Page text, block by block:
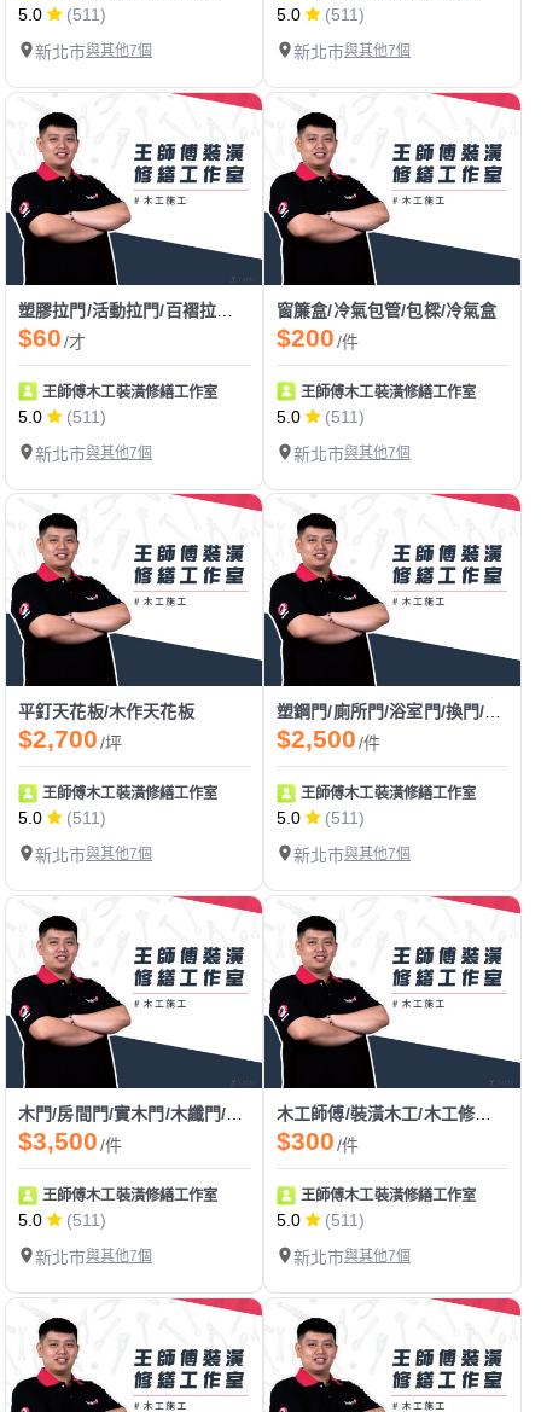
5.0
(511)
新北市與其他7個
5.0
(511)
新北市與其他7個
塑膠拉門/活動拉門/百褶拉門/pvc拉門
$60/才
王師傅木工裝潢修繕工作室
5.0
(511)
新北市與其他7個
窗簾盒/冷氣包管/包樑/冷氣盒
$200/件
王師傅木工裝潢修繕工作室
5.0
(511)
新北市與其他7個
平釘天花板/木作天花板
$2,700/坪
王師傅木工裝潢修繕工作室
5.0
(511)
新北市與其他7個
塑鋼門/廁所門/浴室門/換門/裝門/門片安裝
$2,500/件
王師傅木工裝潢修繕工作室
5.0
(511)
新北市與其他7個
木門/房間門/實木門/木纖門/耐固門/夾板門/換門/門片安裝
$3,500/件
王師傅木工裝潢修繕工作室
5.0
(511)
新北市與其他7個
木工師傅/裝潢木工/木工修繕/木作維修/五金維修
$300/件
王師傅木工裝潢修繕工作室
5.0
(511)
新北市與其他7個